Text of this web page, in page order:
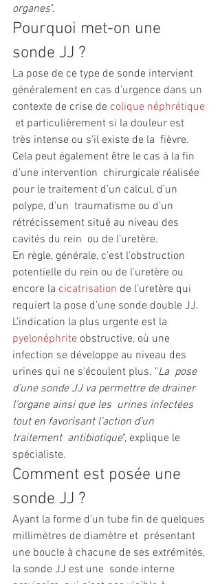
organes".
Pourquoi met-on une
sonde JJ ?
La pose de ce type de sonde intervient
généralement en cas d’urgence dans un
contexte de crise de colique néphrétique
et particulièrement si la douleur est
très intense ou s’il existe de la  fièvre.
Cela peut également être le cas à la fin
d’une intervention  chirurgicale réalisée
pour le traitement d’un calcul, d’un
polype, d’un  traumatisme ou d’un
rétrécissement situé au niveau des
cavités du rein  ou de l’uretère.
En règle, générale, c’est l’obstruction
potentielle du rein ou de l’uretère ou
encore la cicatrisation de l’uretère qui
requiert la pose d’une sonde double JJ.
L’indication la plus urgente est la
pyelonéphrite obstructive, où une
infection se développe au niveau des
urines qui ne s’écoulent plus. "La  pose
d’une sonde JJ va permettre de drainer
l’organe ainsi que les  urines infectées
tout en favorisant l’action d’un
traitement  antibiotique", explique le
spécialiste.
Comment est posée une
sonde JJ ?
Ayant la forme d’un tube fin de quelques
millimètres de diamètre et  présentant
une boucle à chacune de ses extrémités,
la sonde JJ est une  sonde interne